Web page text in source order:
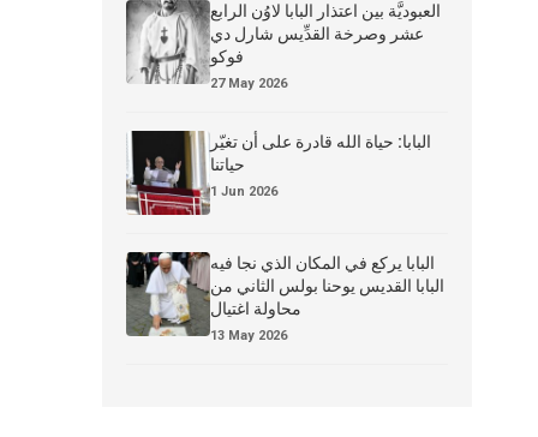
العبوديَّة بين اعتذار البابا لاوُن الرابع
عشر وصرخة القدِّيس شارل دي
فوكو
27 May 2026
البابا: حياة الله قادرة على أن تغيّر
حياتنا
1 Jun 2026
البابا يركع في المكان الذي نجا فيه
البابا القديس يوحنا بولس الثاني من
محاولة اغتيال
13 May 2026